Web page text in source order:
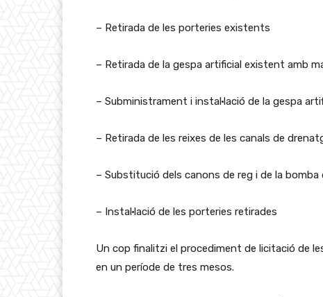
– Retirada de les porteries existents
– Retirada de la gespa artificial existent amb
– Subministrament i instal·lació de la gespa
– Retirada de les reixes de les canals de
– Substitució dels canons de reg i de la bomba
– Instal·lació de les porteries retirades
Un cop finalitzi el procediment de licitació de
en un període de tres mesos.